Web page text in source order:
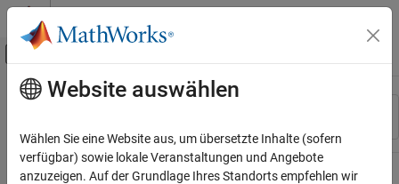
Weiter zum Inhalt
Umschaltung für Off-Canvas-
Ressource
Hauptinhalt
Website auswählen
Wählen Sie eine Website aus, um übersetzte Inhalte (sofern
verfügbar) sowie lokale Veranstaltungen und Angebote
anzuzeigen. Auf der Grundlage Ihres Standorts empfehlen wir